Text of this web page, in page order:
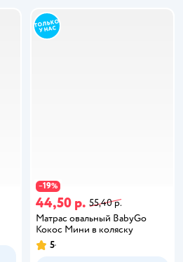
−19%
44,50 р. 55,40 р.
Матрас овальный BabyGo
Кокос Мини в коляску
5